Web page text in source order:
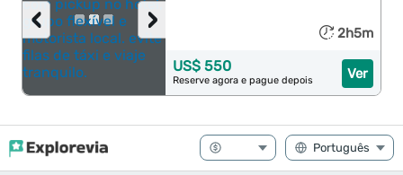
›
‹ 2h5m
Ver
US$ 550
Reserve agora e pague depois